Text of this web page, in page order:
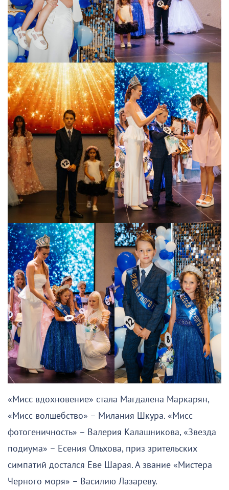
«Мисс вдохновение» стала Магдалена Маркарян,
«Мисс волшебство» – Милания Шкура. «Мисс
фотогеничность» – Валерия Калашникова, «Звезда
подиума» – Есения Ольхова, приз зрительских
симпатий достался Еве Шарая. А звание «Мистера
Черного моря» – Василию Лазареву.